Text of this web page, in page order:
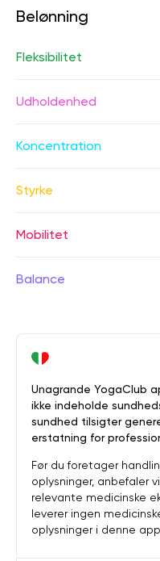
Belønning
Fleksibilitet
Udholdenhed
Koncentration
Styrke
Mobilitet
Balance
Unagrande YogaClub
ikke indeholde
sundhed tilsigter
erstatning for
Før du foretager
oplysninger, anbefaler
relevante medicinske
leverer ingen
oplysninger i denne